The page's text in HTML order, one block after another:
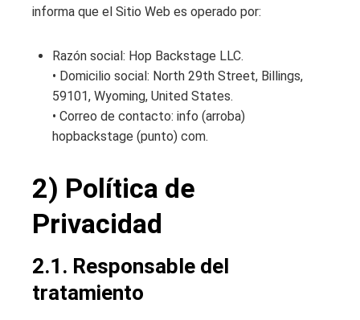
informa que el Sitio Web es operado por:
Razón social: Hop Backstage LLC.
• Domicilio social: North 29th Street, Billings,
59101, Wyoming, United States.
• Correo de contacto: info (arroba)
hopbackstage (punto) com.
2) Política de
Privacidad
2.1. Responsable del
tratamiento